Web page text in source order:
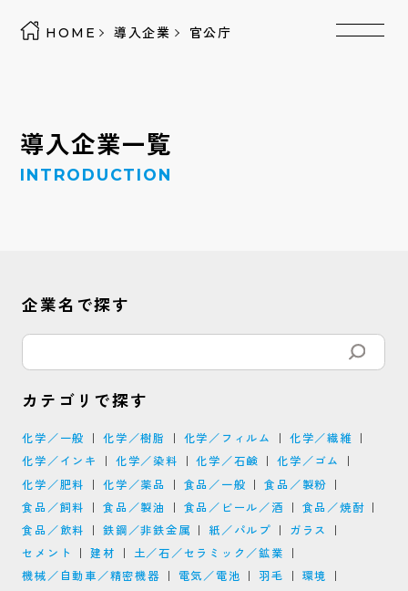
HOME 導入企業 官公庁
導入企業一覧
INTRODUCTION
企業名で探す
カテゴリで探す
化学／一般 化学／樹脂 化学／フィルム
化学／繊維
化学／インキ
化学／染料 化学／石鹸
化学／ゴム
化学／肥料
化学／薬品 食品／一般
食品／製粉
食品／飼料
食品／製油 食品／ビール／酒
食品／焼酎
食品／飲料
鉄鋼／非鉄金属 紙／パルプ
ガラス
セメント
建材
土／石／セラミック／鉱業
機械／自動車／精密機器
電気／電池 羽毛
環境